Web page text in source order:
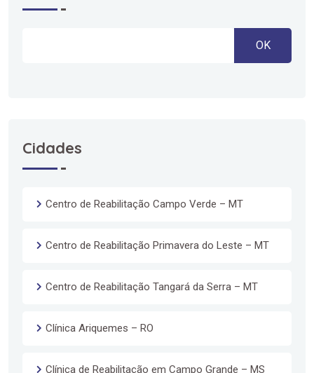
OK
Cidades
Centro de Reabilitação Campo Verde – MT
Centro de Reabilitação Primavera do Leste – MT
Centro de Reabilitação Tangará da Serra – MT
Clínica Ariquemes – RO
Clínica de Reabilitação em Campo Grande – MS